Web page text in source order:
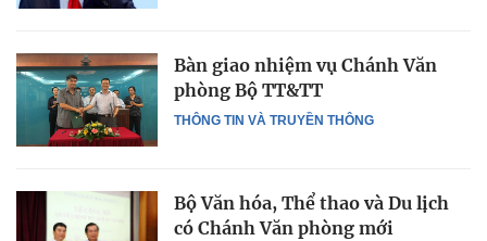
THÔNG TIN VÀ TRUYỀN THÔNG
Bàn giao nhiệm vụ Chánh Văn
phòng Bộ TT&TT
Bộ Văn hóa, Thể thao và Du lịch
có Chánh Văn phòng mới